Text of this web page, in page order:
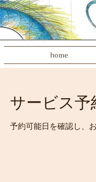
home
サービス予
予約可能日を確認し、